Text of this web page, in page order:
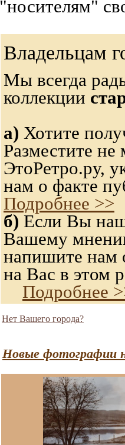
"носителям"
Владельцам
Мы всегда
коллекции
а) Хотите
Разместите
ЭтоРетро.ру,
нам о факте
Подробнее >>
б) Если Вы
Вашему
напишите нам
на Вас в этом
Подробнее
Нет Вашего города?
Новые фотографии